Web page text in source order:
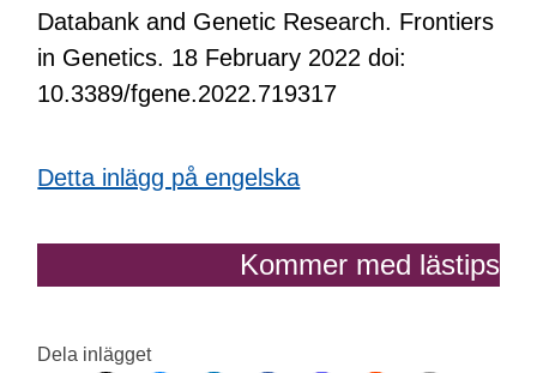
Databank and Genetic Research. Frontiers
in Genetics. 18 February 2022 doi:
10.3389/fgene.2022.719317
Detta inlägg på engelska
Kommer med lästips
Dela inlägget